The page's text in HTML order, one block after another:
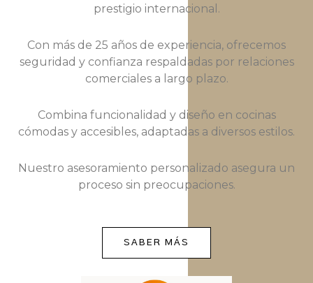
prestigio internacional.
Con más de 25 años de experiencia, ofrecemos
seguridad y confianza respaldadas por relaciones
comerciales a largo plazo.
Combina funcionalidad y diseño en cocinas
cómodas y accesibles, adaptadas a diversos estilos.
Nuestro asesoramiento personalizado asegura un
proceso sin preocupaciones.
SABER MÁS